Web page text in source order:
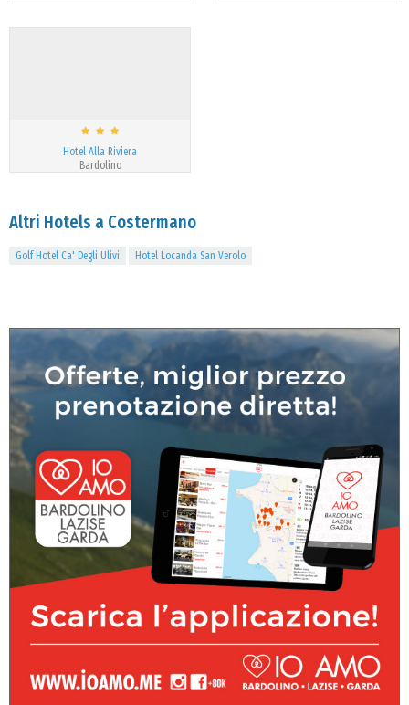
Hotel Alla Riviera
Bardolino
Altri Hotels a Costermano
Golf Hotel Ca' Degli Ulivi Hotel Locanda San Verolo